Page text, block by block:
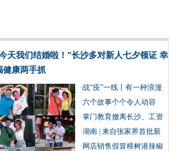
天我们结婚啦！”长沙多对新人七夕领证 幸
健康两手抓
·战“疫”一线丨有一种浪漫
叫并肩作战
·六个故事个个令人动容
在“疫”线过七夕也分外浪
漫
·掌门教育撤离长沙、工资
赔偿没着落 创始人建议员
工重新谋职
·湖南 | 来自张家界首批新
冠肺炎康复患者的感谢信
· 网店销售假冒樟树港辣椒